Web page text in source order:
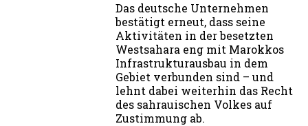
Das deutsche Unternehmen
bestätigt erneut, dass seine
Aktivitäten in der besetzten
Westsahara eng mit Marokkos
Infrastrukturausbau in dem
Gebiet verbunden sind – und
lehnt dabei weiterhin das Recht
des sahrauischen Volkes auf
Zustimmung ab.